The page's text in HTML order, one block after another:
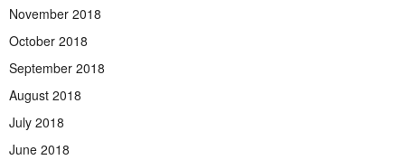
November 2018
October 2018
September 2018
August 2018
July 2018
June 2018